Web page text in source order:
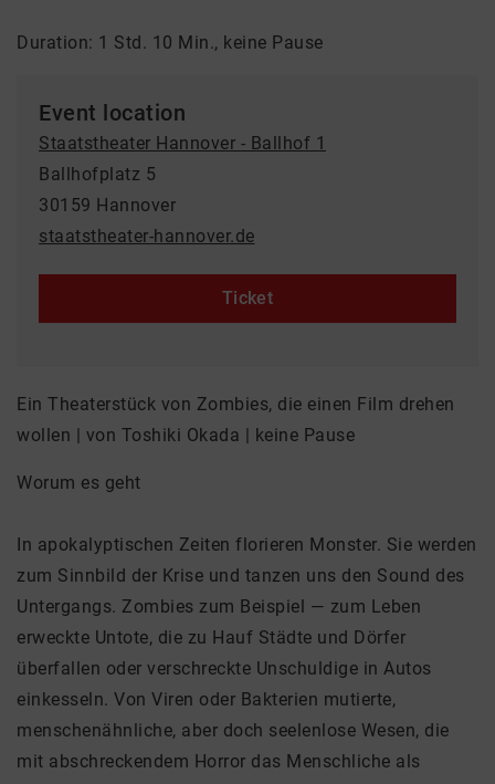
Duration: 1 Std. 10 Min., keine Pause
Event location
Staatstheater Hannover - Ballhof 1
Ballhofplatz 5
30159 Hannover
staatstheater-hannover.de
Ticket
Ein Theaterstück von Zombies, die einen Film drehen
wollen | von Toshiki Okada | keine Pause
Worum es geht
In apokalyptischen Zeiten florieren Monster. Sie werden
zum Sinnbild der Krise und tanzen uns den Sound des
Untergangs. Zombies zum Beispiel — zum Leben
erweckte Untote, die zu Hauf Städte und Dörfer
überfallen oder verschreckte Unschuldige in Autos
einkesseln. Von Viren oder Bakterien mutierte,
menschenähnliche, aber doch seelenlose Wesen, die
mit abschreckendem Horror das Menschliche als